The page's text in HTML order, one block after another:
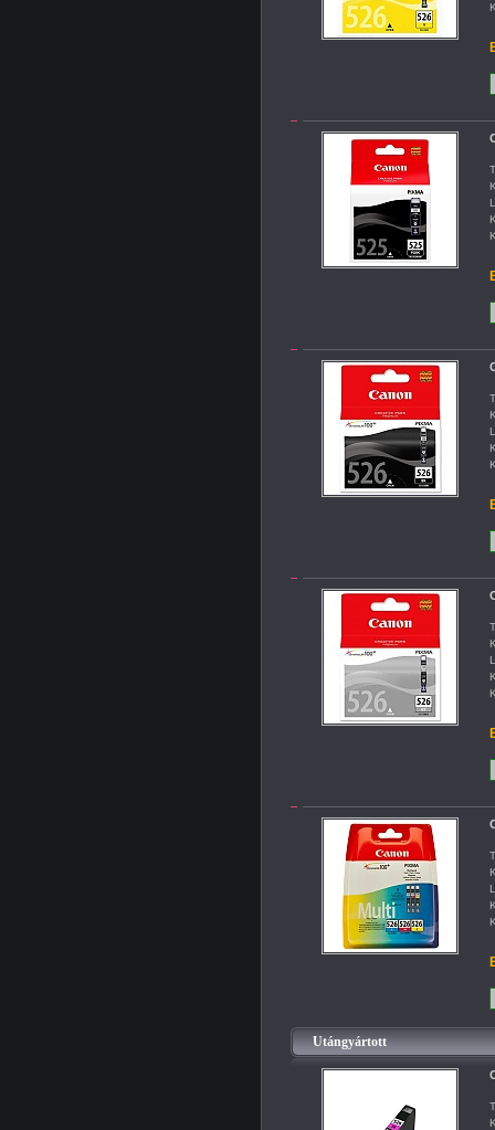
Utángyártott